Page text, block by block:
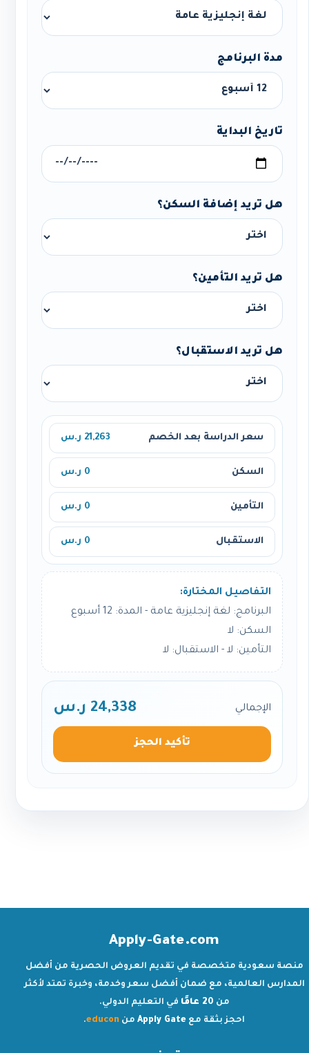
مدة البرنامج
تاريخ البداية
هل تريد إضافة السكن؟
هل تريد التأمين؟
هل تريد الاستقبال؟
سعر الدراسة بعد الخصم 21,263 ر.س
السكن 0 ر.س
التأمين 0 ر.س
الاستقبال 0 ر.س
التفاصيل المختارة:
البرنامج: لغة إنجليزية عامة - المدة: 12 أسبوع
السكن: لا
التأمين: لا - الاستقبال: لا
الإجمالي 24,338 ر.س
تأكيد الحجز
Apply-Gate.com
منصة سعودية متخصصة في تقديم العروض الحصرية من أفضل
المدارس العالمية، مع ضمان أفضل سعر وخدمة، وخبرة تمتد لأكثر
من 20 عامًا
في التعليم الدولي.
احجز بثقة مع Apply Gate من educon
.